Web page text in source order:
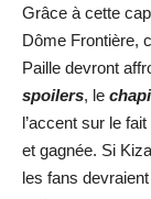
Grâce à cette
Dôme Frontière,
Paille devront
spoilers, le
l’accent sur le
et gagnée. Si
les fans